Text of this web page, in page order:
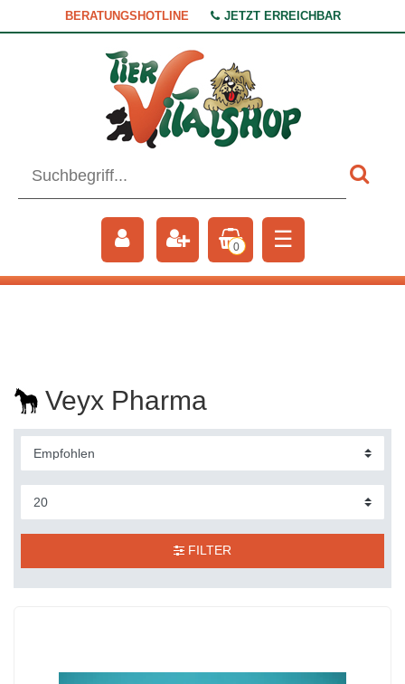
BERATUNGSHOTLINE JETZT ERREICHBAR
0 ☰
Veyx Pharma
FILTER